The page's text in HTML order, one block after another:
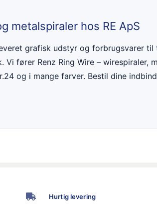
metalspiraler hos RE ApS
grafisk udstyr og forbrugsvarer
Vi fører Renz Ring Wire – wirespiraler,
og i mange farver. Bestil dine
Hurtig levering